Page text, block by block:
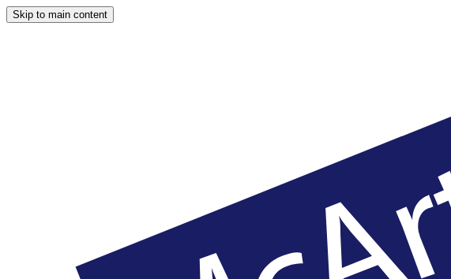
Skip to main content